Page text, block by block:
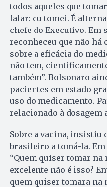
todos aqueles que
falar: eu tomei. É
chefe do Executivo. Em
reconheceu que não
sobre a eficácia do
não tem,
também”. Bolsonaro
pacientes em estado
uso do medicamento.
relacionado à dosagem
Sobre a vacina, insistiu
brasileiro a tomá-la.
“Quem quiser tomar na
excelente não é isso?
quem quiser tomara na